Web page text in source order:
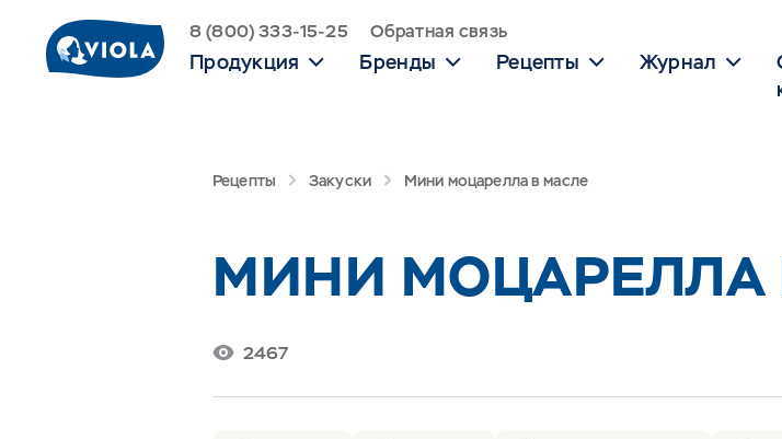
8 (800) 333-15-25 Обратная связь
Продукция Бренды Рецепты Журнал
Рецепты Закуски Мини моцарелла в масле
МИНИ МОЦАРЕЛЛА
2467